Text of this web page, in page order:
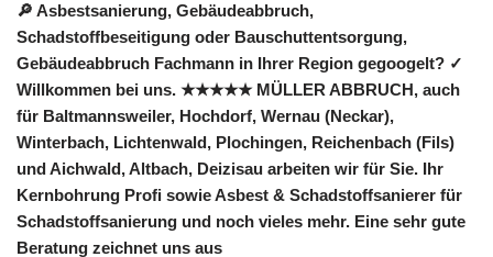
🔎 Asbestsanierung, Gebäudeabbruch,
Schadstoffbeseitigung oder Bauschuttentsorgung,
Gebäudeabbruch Fachmann in Ihrer Region gegoogelt? ✓
Willkommen bei uns. ★★★★★ MÜLLER ABBRUCH, auch
für Baltmannsweiler, Hochdorf, Wernau (Neckar),
Winterbach, Lichtenwald, Plochingen, Reichenbach (Fils)
und Aichwald, Altbach, Deizisau arbeiten wir für Sie. Ihr
Kernbohrung Profi sowie Asbest & Schadstoffsanierer für
Schadstoffsanierung und noch vieles mehr. Eine sehr gute
Beratung zeichnet uns aus